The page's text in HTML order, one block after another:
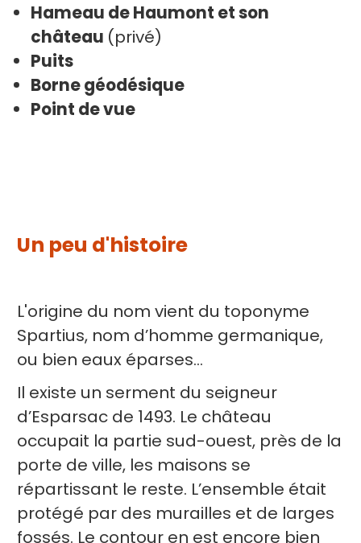
Hameau de Haumont et son
château (privé)
Puits
Borne géodésique
Point de vue
Un peu d'histoire
L'origine du nom vient du toponyme
Spartius, nom d’homme germanique,
ou bien eaux éparses...
Il existe un serment du seigneur
d’Esparsac de 1493. Le château
occupait la partie sud-ouest, près de la
porte de ville, les maisons se
répartissant le reste. L’ensemble était
protégé par des murailles et de larges
fossés. Le contour en est encore bien